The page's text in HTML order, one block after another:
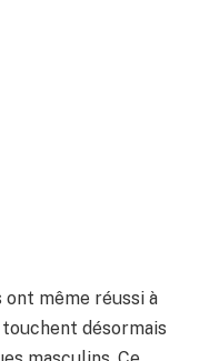
même réussi à
désormais